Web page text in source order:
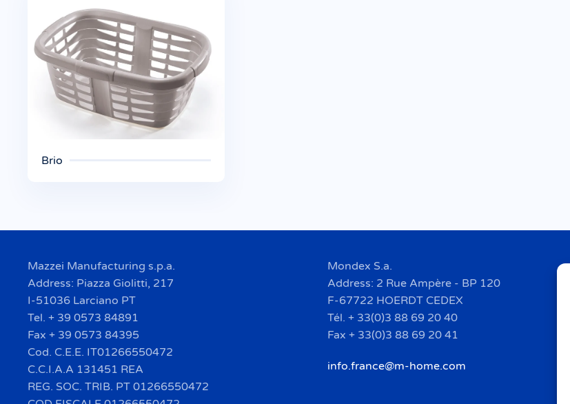
Brio
Mazzei Manufacturing s.p.a.
Address: Piazza Giolitti, 217
I-51036 Larciano PT
Tel. + 39 0573 84891
Fax + 39 0573 84395
Cod. C.E.E. IT01266550472
C.C.I.A.A 131451 REA
REG. SOC. TRIB. PT 01266550472
Mondex S.a.
Address: 2 Rue Ampère - BP 120
F-67722 HOERDT CEDEX
Tél. + 33(0)3 88 69 20 40
Fax + 33(0)3 88 69 20 41
info.france@m-home.com